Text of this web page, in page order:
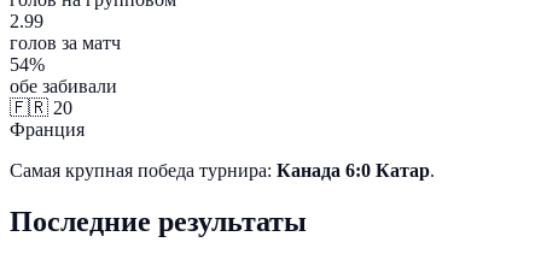
2.99
голов за матч
54%
обе забивали
🇫🇷 20
Франция
Самая крупная победа турнира: Канада 6:0 Катар.
Последние результаты